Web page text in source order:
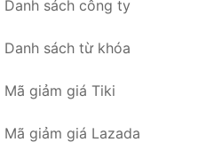
Danh sách công ty
Danh sách từ khóa
Mã giảm giá Tiki
Mã giảm giá Lazada